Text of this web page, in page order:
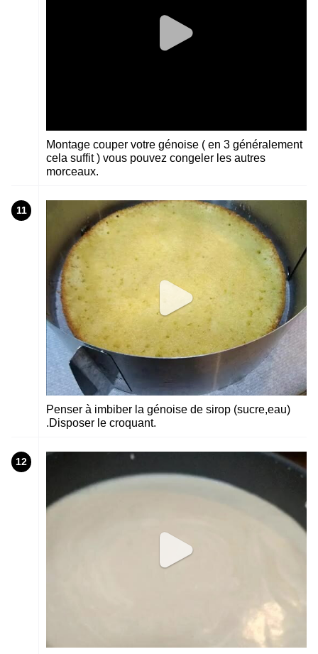
Montage couper votre génoise ( en 3 généralement
cela suffit ) vous pouvez congeler les autres
morceaux.
11
Penser à imbiber la génoise de sirop (sucre,eau)
.Disposer le croquant.
12